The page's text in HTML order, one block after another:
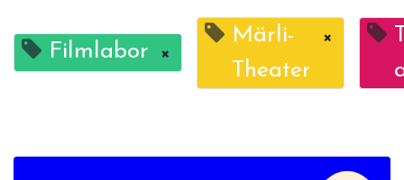
Filmlabor ×
Märli-
Theater
×